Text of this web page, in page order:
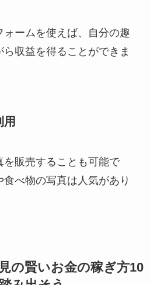
ォームを使えば、自分の趣
収益を得ることができま
用
販売することも可能で
べ物の写真は人気があり
の賢いお金の稼ぎ方10